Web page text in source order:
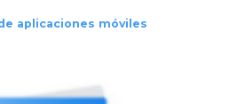
aplicaciones móviles